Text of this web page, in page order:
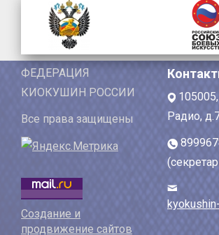
ФЕДЕРАЦИЯ
КИОКУШИН РОССИИ
Все права защищены
Создание и
продвижение сайтов
Радио,